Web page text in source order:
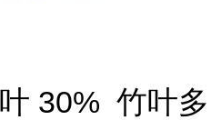
30% 竹叶多